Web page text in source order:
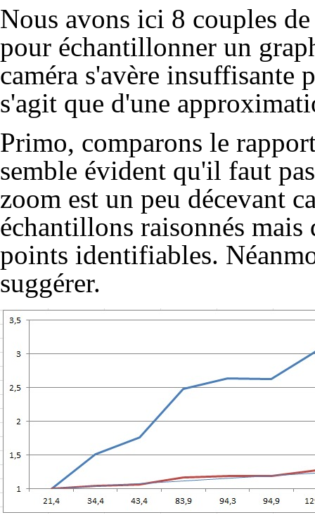
Nous avons ici 8 couples de
pour échantillonner un
caméra s'avère
s'agit que d'une
Primo, comparons le
semble évident qu'il faut
zoom est un peu décevant
échantillons raisonnés mais
points identifiables.
suggérer.